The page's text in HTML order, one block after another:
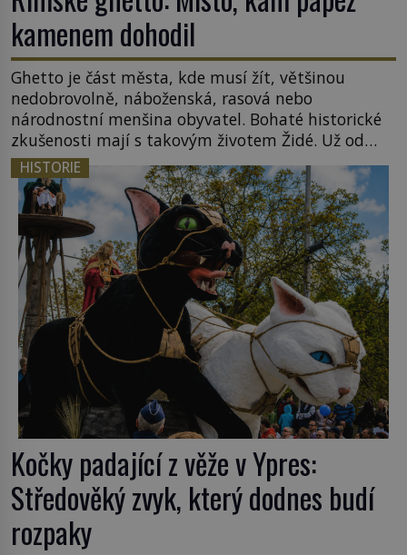
kamenem dohodil
Ghetto je část města, kde musí žít, většinou
nedobrovolně, náboženská, rasová nebo
národnostní menšina obyvatel. Bohaté historické
zkušenosti mají s takovým životem Židé. Už od
středověku jsou totiž v každou chvíli nuceni v
nějakém žít. Mezi ty nejslavnější patří i římské
ghetto založené v roce 1555. Pokud jde o vztah
k Židům, nemá se Řím čím chlubit. […]
HISTORIE
Kočky padající z věže v Ypres:
Středověký zvyk, který dodnes budí
rozpaky